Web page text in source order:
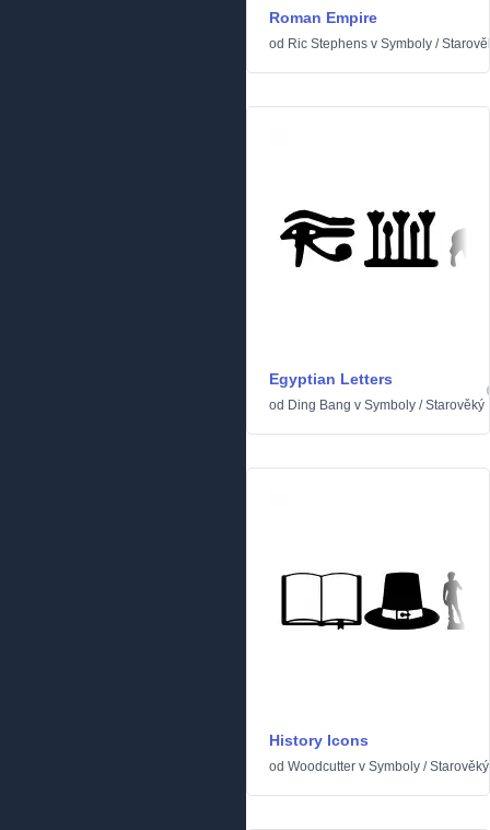
Roman Empire
od Ric Stephens v Symboly /
Egyptian Letters
od Ding Bang v Symboly /Starověký
History Icons
od Woodcutter v Symboly /Starověký